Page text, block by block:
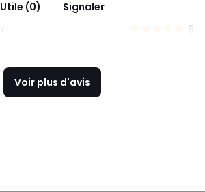
Utile (0)
Signaler
5
Voir plus d'avis